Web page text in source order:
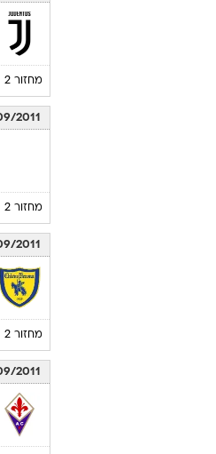
מחזור 2
2011
מחזור 2
2011
מחזור 2
2011